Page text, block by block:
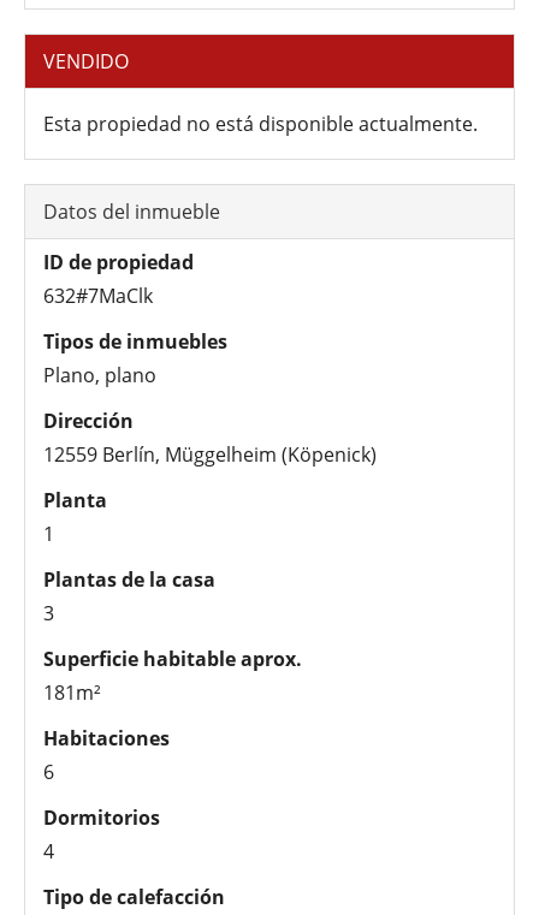
VENDIDO
Esta propiedad no está disponible actualmente.
Datos del inmueble
ID de propiedad
632#7MaClk
Tipos de inmuebles
Plano, plano
Dirección
12559 Berlín, Müggelheim (Köpenick)
Planta
1
Plantas de la casa
3
Superficie habitable aprox.
181m²
Habitaciones
6
Dormitorios
4
Tipo de calefacción